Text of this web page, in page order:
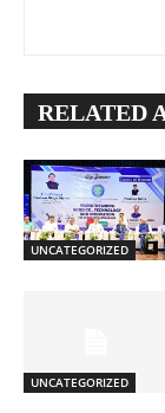
RELATED
UNCATEGORIZED
UNCATEGORIZED